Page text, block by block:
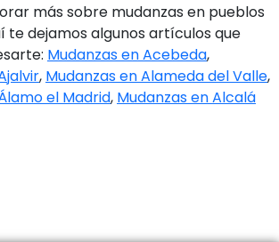
más sobre mudanzas en pueblos
te dejamos algunos artículos que
Mudanzas en Acebeda,
, Mudanzas en Alameda del Valle,
el Madrid, Mudanzas en Alcalá